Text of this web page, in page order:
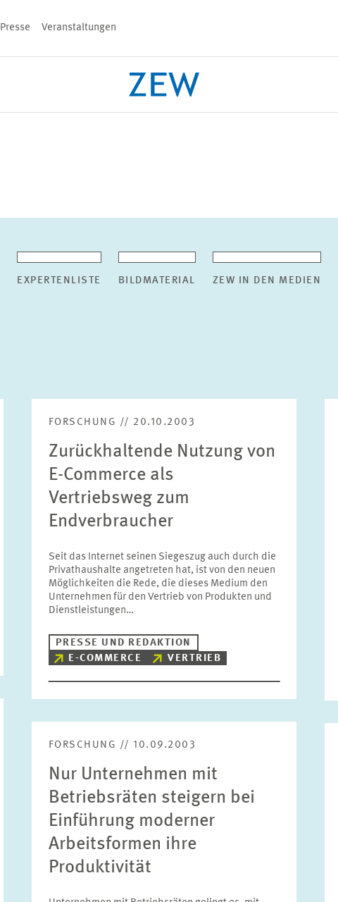
Presse Veranstaltungen
EXPERTENLISTE BILDMATERIAL ZEW IN DEN MEDIEN
FORSCHUNG // 20.10.2003
Zurückhaltende Nutzung von
E-Commerce als
Vertriebsweg zum
Endverbraucher
Seit das Internet seinen Siegeszug auch durch die
Privathaushalte angetreten hat, ist von den neuen
Möglichkeiten die Rede, die dieses Medium den
Unternehmen für den Vertrieb von Produkten und
Dienstleistungen…
PRESSE UND REDAKTION
E-COMMERCE
VERTRIEB
FORSCHUNG // 10.09.2003
Nur Unternehmen mit
Betriebsräten steigern bei
Einführung moderner
Arbeitsformen ihre
Produktivität